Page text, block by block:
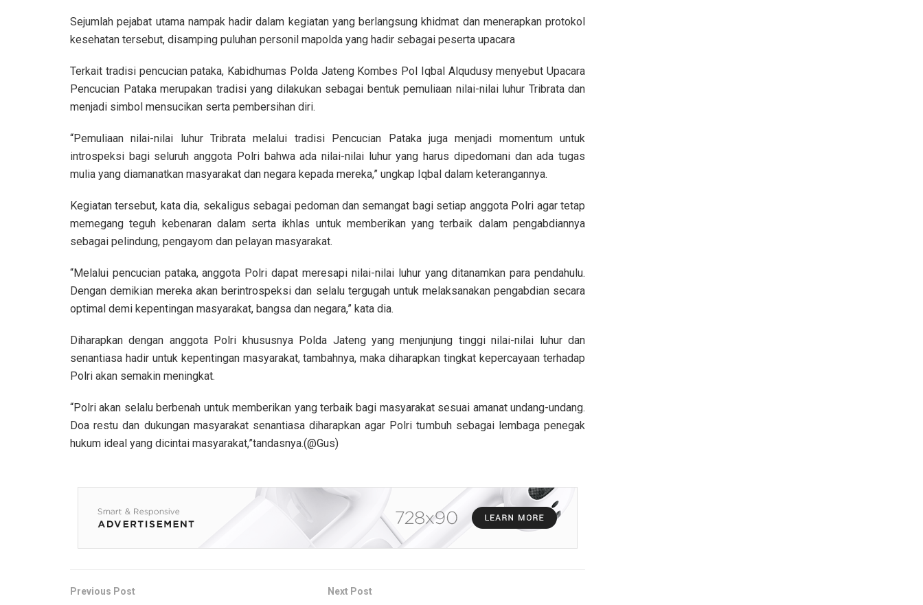
Sejumlah pejabat utama nampak hadir dalam kegiatan yang berlangsung khidmat dan menerapkan protokol
kesehatan tersebut, disamping puluhan personil mapolda yang hadir sebagai peserta upacara
Terkait tradisi pencucian pataka, Kabidhumas Polda Jateng Kombes Pol Iqbal Alqudusy menyebut Upacara
Pencucian Pataka merupakan tradisi yang dilakukan sebagai bentuk pemuliaan nilai-nilai luhur Tribrata dan
menjadi simbol mensucikan serta pembersihan diri.
“Pemuliaan nilai-nilai luhur Tribrata melalui tradisi Pencucian Pataka juga menjadi momentum untuk
introspeksi bagi seluruh anggota Polri bahwa ada nilai-nilai luhur yang harus dipedomani dan ada tugas
mulia yang diamanatkan masyarakat dan negara kepada mereka,” ungkap Iqbal dalam keterangannya.
Kegiatan tersebut, kata dia, sekaligus sebagai pedoman dan semangat bagi setiap anggota Polri agar tetap
memegang teguh kebenaran dalam serta ikhlas untuk memberikan yang terbaik dalam pengabdiannya
sebagai pelindung, pengayom dan pelayan masyarakat.
“Melalui pencucian pataka, anggota Polri dapat meresapi nilai-nilai luhur yang ditanamkan para pendahulu.
Dengan demikian mereka akan berintrospeksi dan selalu tergugah untuk melaksanakan pengabdian secara
optimal demi kepentingan masyarakat, bangsa dan negara,” kata dia.
Diharapkan dengan anggota Polri khususnya Polda Jateng yang menjunjung tinggi nilai-nilai luhur dan
senantiasa hadir untuk kepentingan masyarakat, tambahnya, maka diharapkan tingkat kepercayaan terhadap
Polri akan semakin meningkat.
“Polri akan selalu berbenah untuk memberikan yang terbaik bagi masyarakat sesuai amanat undang-undang.
Doa restu dan dukungan masyarakat senantiasa diharapkan agar Polri tumbuh sebagai lembaga penegak
hukum ideal yang dicintai masyarakat,”tandasnya.(@Gus)
Previous Post Next Post